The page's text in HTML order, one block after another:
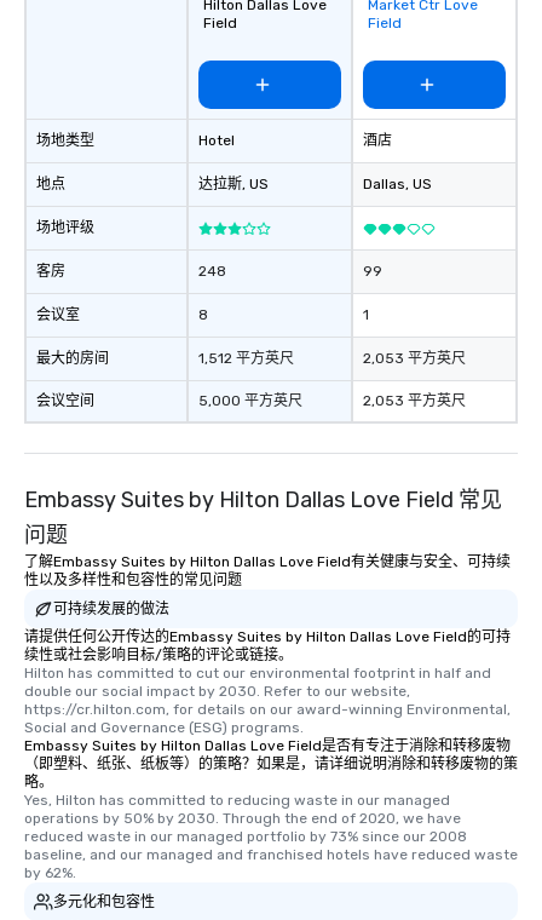
场地类型
地点
场地评级
客房
会议室
最大的房间
会议空间
Hilton Dallas Love
Field
Hotel
达拉斯, US
248
8
1,512 平方英尺
5,000 平方英尺
favorites
Market Ctr Love
Field
酒店
Dallas, US
99
1
2,053 平方英尺
2,053 平方英尺
Embassy Suites by Hilton Dallas Love Field 常见
问题
了解Embassy Suites by Hilton Dallas Love Field有关健康与安全、可持续
性以及多样性和包容性的常见问题
可持续发展的做法
请提供任何公开传达的Embassy Suites by Hilton Dallas Love Field的可持
续性或社会影响目标/策略的评论或链接。
Hilton has committed to cut our environmental footprint in half and
double our social impact by 2030. Refer to our website,
https://cr.hilton.com, for details on our award-winning Environmental,
Social and Governance (ESG) programs.
Embassy Suites by Hilton Dallas Love Field是否有专注于消除和转移废物
（即塑料、纸张、纸板等）的策略？如果是，请详细说明消除和转移废物的策
略。
Yes, Hilton has committed to reducing waste in our managed
operations by 50% by 2030. Through the end of 2020, we have
reduced waste in our managed portfolio by 73% since our 2008
baseline, and our managed and franchised hotels have reduced waste
by 62%.
多元化和包容性